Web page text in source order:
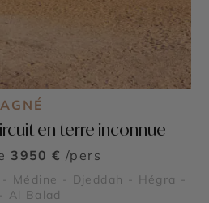
en terre inconnue
3950 € /pers
Médine - Djeddah - Hégra -
Al Balad